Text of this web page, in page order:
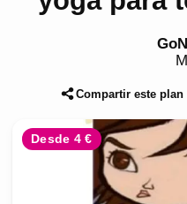
Compartir este plan
Desde 4 €